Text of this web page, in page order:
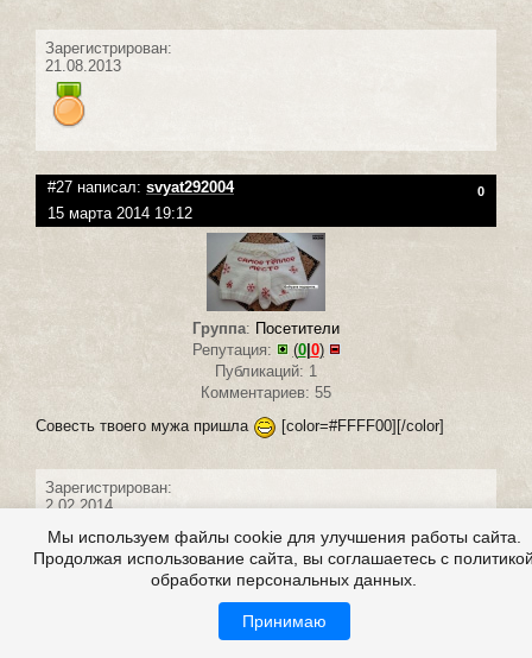
Зарегистрирован:
21.08.2013
#27 написал: svyat292004 0
15 марта 2014 19:12
Группа: Посетители
Репутация:
(0| 0)
Публикаций: 1
Комментариев: 55
Совесть твоего мужа пришла
[color=#FFFF00][/color]
Зарегистрирован:
2.02.2014
#28 написал:DElovaYA
15 марта 2014 21:02
Мы используем файлы cookie для улучшения работы сайта.
Продолжая использование сайта, вы соглашаетесь с
обработки персональных данных.
Принимаю